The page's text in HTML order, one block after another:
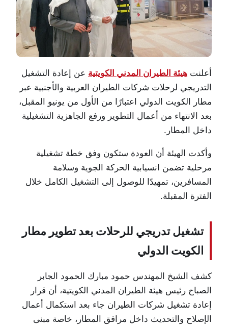
أعلنت هيئة الطيران المدني الكويتية عن إعادة التشغيل
التدريجي لرحلات شركات الطيران العربية والأجنبية عبر
مطار الكويت الدولي اعتبارًا من الأول من يونيو المقبل،
بعد الانتهاء من أعمال التطوير ورفع الجاهزية التشغيلية
داخل المطار.
وأكدت الهيئة أن العودة ستكون وفق خطة تشغيلية
مرحلية تضمن انسيابية الحركة الجوية وسلامة
المسافرين، تمهيدًا للوصول إلى التشغيل الكامل خلال
الفترة المقبلة.
تشغيل تدريجي للرحلات بعد تطوير مطار
الكويت الدولي
كشف الشيخ المهندس حمود مبارك الحمود الجابر
الصباح رئيس هيئة الطيران المدني الكويتية، أن قرار
إعادة تشغيل شركات الطيران جاء بعد استكمال أعمال
الإصلاح والتحديث داخل مرافق المطار، خاصة مبنى